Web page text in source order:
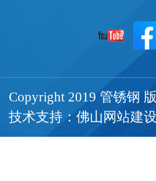
Copyright 2019 管锈钢
技术支持： 佛山网站建设